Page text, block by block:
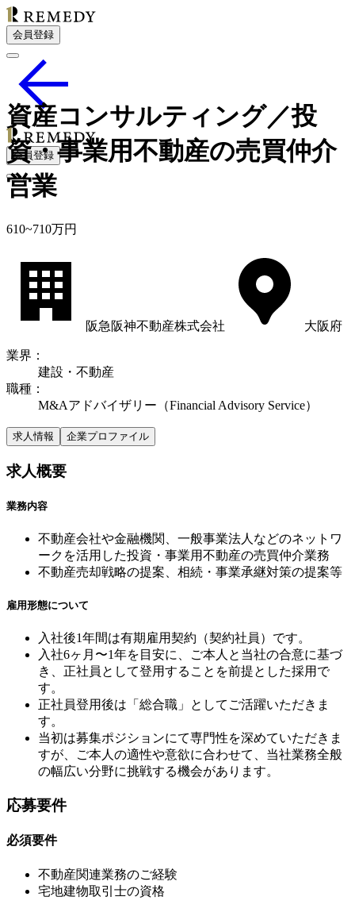
会員登録
会員登録
資産コンサルティング／投
資・事業用不動産の売買仲介
営業
610~710万円
阪急阪神不動産株式会社 大阪府
業界 ：
建設・不動産
職種 ：
M&Aアドバイザリー（Financial Advisory Service）
求人情報 企業プロファイル
求人概要
業務内容
不動産会社や金融機関、一般事業法人などのネットワ
ークを活用した投資・事業用不動産の売買仲介業務
不動産売却戦略の提案、相続・事業承継対策の提案等
雇用形態について
入社後1年間は有期雇用契約（契約社員）です。
入社6ヶ月〜1年を目安に、ご本人と当社の合意に基づ
き、正社員として登用することを前提とした採用で
す。
正社員登用後は「総合職」としてご活躍いただきま
す。
当初は募集ポジションにて専門性を深めていただきま
すが、ご本人の適性や意欲に合わせて、当社業務全般
の幅広い分野に挑戦する機会があります。
応募要件
必須要件
不動産関連業務のご経験
宅地建物取引士の資格